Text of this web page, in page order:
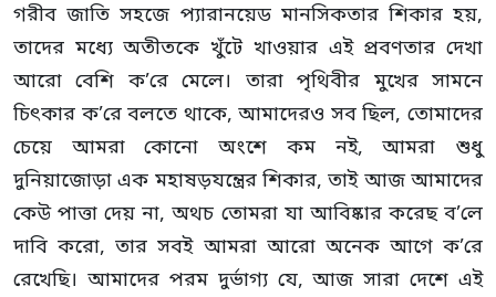
গরীব জাতি সহজে প্যারানয়েড মানসিকতার শিকার হয়,
তাদের মধ্যে অতীতকে খুঁটে খাওয়ার এই প্রবণতার দেখা
আরো বেশি ক’রে মেলে। তারা পৃথিবীর মুখের সামনে
চিৎকার ক’রে বলতে থাকে, আমাদেরও সব ছিল, তোমাদের
চেয়ে আমরা কোনো অংশে কম নই, আমরা শুধু
দুনিয়াজোড়া এক মহাষড়যন্ত্রের শিকার, তাই আজ আমাদের
কেউ পাত্তা দেয় না, অথচ তোমরা যা আবিষ্কার করেছ ব’লে
দাবি করো, তার সবই আমরা আরো অনেক আগে ক’রে
রেখেছি। আমাদের পরম দুর্ভাগ্য যে, আজ সারা দেশে এই